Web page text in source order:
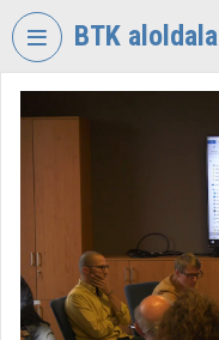
Skip header
BTK aloldala
THE
HUMANTITIES
Organization home